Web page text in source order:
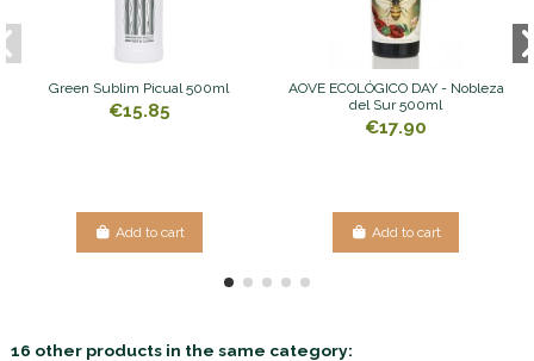
Green Sublim Picual 500ml
€15.85
Add to cart
AOVE ECOLÓGICO DAY - Nobleza
del Sur 500ml
€17.90
Add to cart
16 other products in the same category: